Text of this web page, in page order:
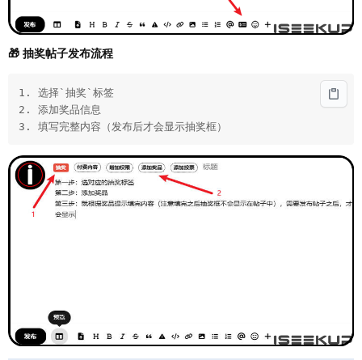
🎁 抽奖帖子发布流程
1. 选择`抽奖`标签
2. 添加奖品信息
3. 填写完整内容（发布后才会显示抽奖框）